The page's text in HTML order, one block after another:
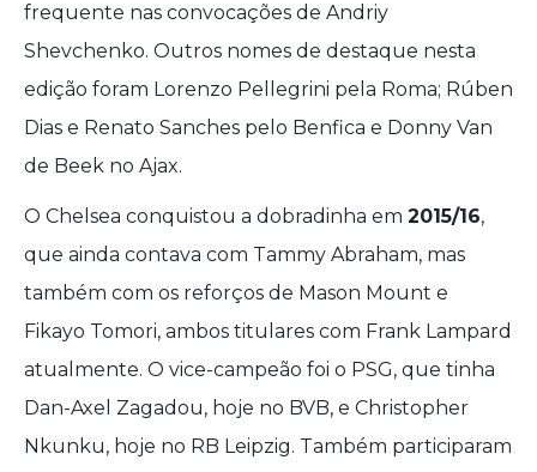
frequente nas convocações de Andriy
Shevchenko. Outros nomes de destaque nesta
edição foram Lorenzo Pellegrini pela Roma; Rúben
Dias e Renato Sanches pelo Benfica e Donny Van
de Beek no Ajax.
O Chelsea conquistou a dobradinha em 2015/16,
que ainda contava com Tammy Abraham, mas
também com os reforços de Mason Mount e
Fikayo Tomori, ambos titulares com Frank Lampard
atualmente. O vice-campeão foi o PSG, que tinha
Dan-Axel Zagadou, hoje no BVB, e Christopher
Nkunku, hoje no RB Leipzig. Também participaram